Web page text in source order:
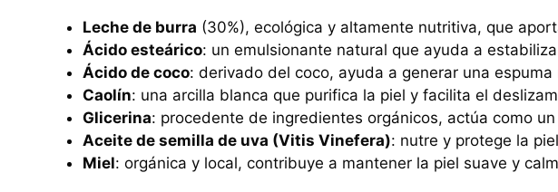
Leche de burra (30%), ecológica y altamente nutritiva, que
Ácido esteárico: un emulsionante natural que ayuda a
Ácido de coco: derivado del coco, ayuda a generar una espuma
Caolín: una arcilla blanca que purifica la piel y facilita el
Glicerina: procedente de ingredientes orgánicos, actúa como
Aceite de semilla de uva (Vitis Vinefera): nutre y protege la
Miel: orgánica y local, contribuye a mantener la piel suave y